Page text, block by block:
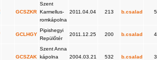
GCSZKR
Szent
Karmellus-
romkápolna
2011.04.04 213 b.csalad 5
GCLHGY
Pipishegyi
Repülőtér
2011.12.25 200 b.csalad 4
GCSZAK
Szent Anna
kápolna
2004.03.21 532 b.csalad 3